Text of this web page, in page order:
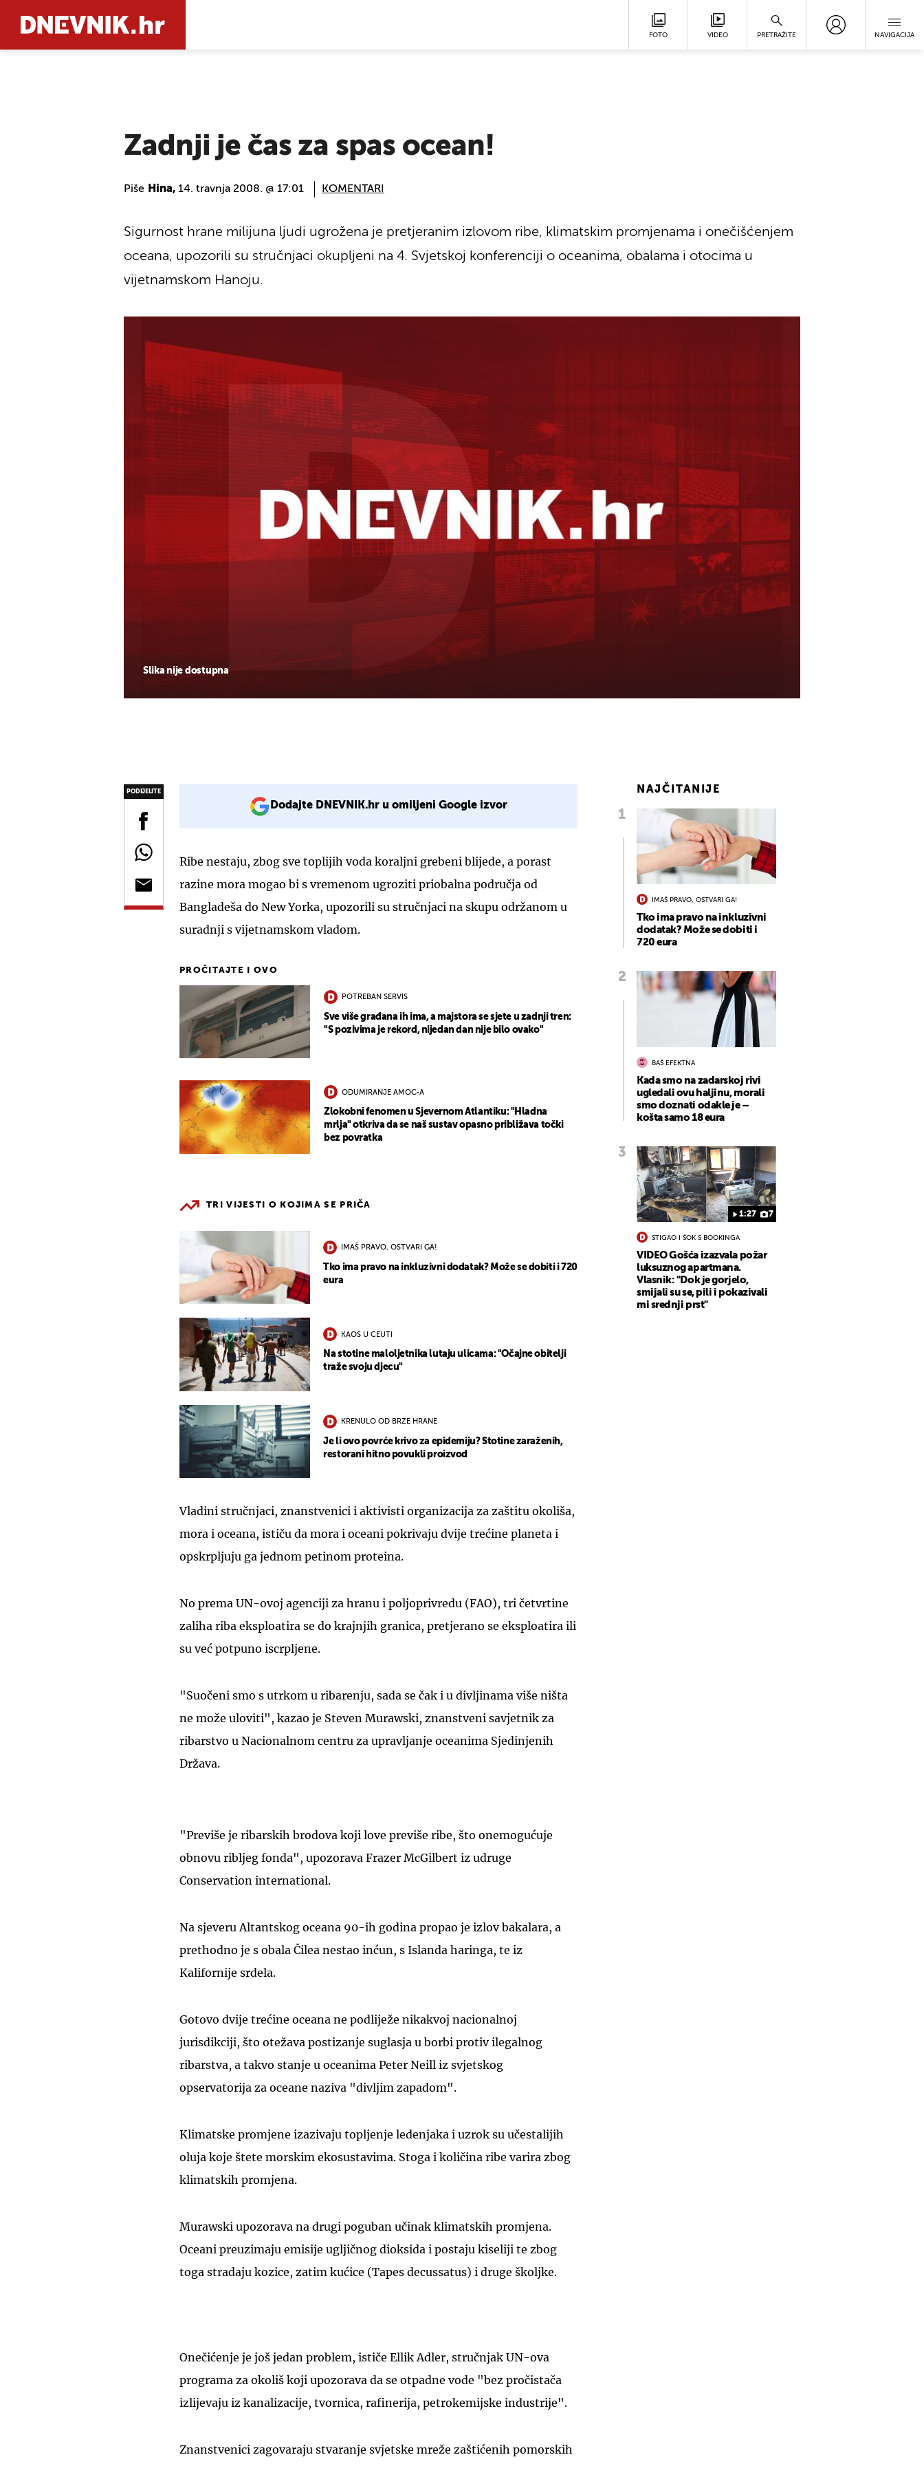
FOTO VIDEO PRETRAŽITE NAVIGACIJA
Zadnji je čas za spas ocean!
Piše Hina, 14. travnja 2008. @ 17:01 KOMENTARI
Slika nije dostupna
Sigurnost hrane milijuna ljudi ugrožena je pretjeranim izlovom ribe, klimatskim promjenama i onečišćenjem
oceana, upozorili su stručnjaci okupljeni na 4. Svjetskoj konferenciji o oceanima, obalama i otocima u
vijetnamskom Hanoju.
PODIJELITE
Dodajte DNEVNIK.hr u omiljeni Google izvor
Ribe nestaju, zbog sve toplijih voda koraljni grebeni blijede, a porast
razine mora mogao bi s vremenom ugroziti priobalna područja od
Bangladeša do New Yorka, upozorili su stručnjaci na skupu održanom u
suradnji s vijetnamskom vladom.
PROČITAJTE I OVO
POTREBAN SERVIS
Sve više građana ih ima, a majstora se sjete u zadnji tren:
"S pozivima je rekord, nijedan dan nije bilo ovako"
ODUMIRANJE AMOC-A
Zlokobni fenomen u Sjevernom Atlantiku: "Hladna
mrlja" otkriva da se naš sustav opasno približava točki
bez povratka
TRI VIJESTI O KOJIMA SE PRIČA
IMAŠ PRAVO, OSTVARI GA!
Tko ima pravo na inkluzivni dodatak? Može se dobiti i 720
eura
KAOS U CEUTI
Na stotine maloljetnika lutaju ulicama: "Očajne obitelji
traže svoju djecu"
KRENULO OD BRZE HRANE
Je li ovo povrće krivo za epidemiju? Stotine zaraženih,
restorani hitno povukli proizvod
Vladini stručnjaci, znanstvenici i aktivisti organizacija za zaštitu okoliša,
mora i oceana, ističu da mora i oceani pokrivaju dvije trećine planeta i
opskrpljuju ga jednom petinom proteina.
No prema UN-ovoj agenciji za hranu i poljoprivredu (FAO), tri četvrtine
zaliha riba eksploatira se do krajnjih granica, pretjerano se eksploatira ili
su već potpuno iscrpljene.
"Suočeni smo s utrkom u ribarenju, sada se čak i u divljinama više ništa
ne može uloviti", kazao je Steven Murawski, znanstveni savjetnik za
ribarstvo u Nacionalnom centru za upravljanje oceanima Sjedinjenih
Država.
"Previše je ribarskih brodova koji love previše ribe, što onemogućuje
obnovu ribljeg fonda", upozorava Frazer McGilbert iz udruge
Conservation international.
Na sjeveru Altantskog oceana 90-ih godina propao je izlov bakalara, a
prethodno je s obala Čilea nestao inćun, s Islanda haringa, te iz
Kalifornije srdela.
Gotovo dvije trećine oceana ne podliježe nikakvoj nacionalnoj
jurisdikciji, što otežava postizanje suglasja u borbi protiv ilegalnog
ribarstva, a takvo stanje u oceanima Peter Neill iz svjetskog
opservatorija za oceane naziva "divljim zapadom".
Klimatske promjene izazivaju topljenje ledenjaka i uzrok su učestalijih
oluja koje štete morskim ekosustavima. Stoga i količina ribe varira zbog
klimatskih promjena.
Murawski upozorava na drugi poguban učinak klimatskih promjena.
Oceani preuzimaju emisije ugljičnog dioksida i postaju kiseliji te zbog
toga stradaju kozice, zatim kućice (Tapes decussatus) i druge školjke.
Onečićenje je još jedan problem, ističe Ellik Adler, stručnjak UN-ova
programa za okoliš koji upozorava da se otpadne vode "bez pročistača
izlijevaju iz kanalizacije, tvornica, rafinerija, petrokemijske industrije".
Znanstvenici zagovaraju stvaranje svjetske mreže zaštićenih pomorskih
NAJČITANIJE
IMAŠ PRAVO, OSTVARI GA!
Tko ima pravo na inkluzivni
dodatak? Može se dobiti i
720 eura
BAŠ EFEKTNA
Kada smo na zadarskoj rivi
ugledali ovu haljinu, morali
smo doznati odakle je –
košta samo 18 eura
1:27 7
STIGAO I ŠOK S BOOKINGA
VIDEO Gošća izazvala požar
luksuznog apartmana.
Vlasnik: "Dok je gorjelo,
smijali su se, pili i pokazivali
mi srednji prst"